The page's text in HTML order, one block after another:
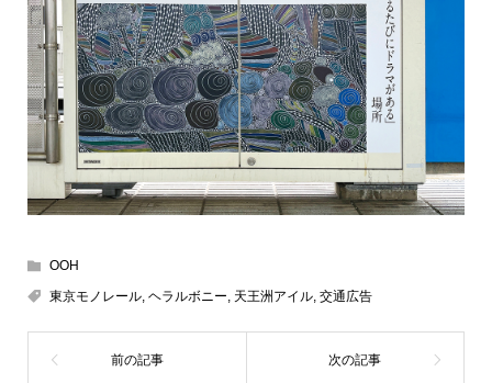
OOH
東京モノレール, ヘラルボニー 天王洲アイル, 交通広告